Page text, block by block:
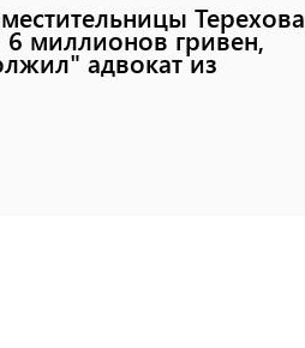
Терехова
миллионов гривен,
адвокат из